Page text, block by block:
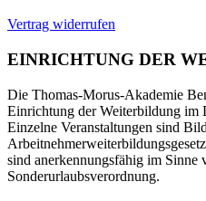
Vertrag widerrufen
EINRICHTUNG DER
Die Thomas-Morus-Akademie
Einrichtung der Weiterbildung im
Einzelne Veranstaltungen sind
sind anerkennungsfähig im Sinne
Sonderurlaubsverordnung.